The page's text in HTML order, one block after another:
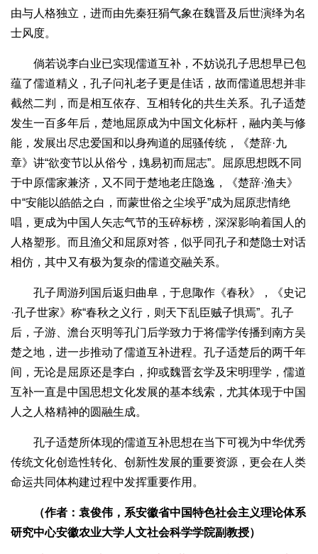
由与人格独立，进而由先秦狂狷气象在魏晋及后世演绎为名
士风度。
倘若说李白业已实现儒道互补，不妨说孔子思想早已包
蕴了儒道精义，孔子问礼老子更是佳话，故而儒道思想并非
截然二判，而是相互依存、互相转化的共生关系。孔子适楚
发生一百多年后，楚地屈原成为中国文化标杆，融内美与修
能，发展出尽忠爱国和以身殉道的屈骚传统，《楚辞·九
章》讲“欲变节以从俗兮，媿易初而屈志”。屈原思想既不同
于中原儒家兼济，又不同于楚地老庄隐逸，《楚辞·渔夫》
中“安能以皓皓之白，而蒙世俗之尘埃乎”成为屈原悲情绝
唱，更成为中国人矢志气节的玉碎标榜，深深影响着国人的
人格塑形。而且渔父和屈原对答，似乎同孔子和楚隐士对话
相仿，其中又有极为复杂的儒道交融关系。
孔子周游列国后返归曲阜，于息陬作《春秋》，《史记
·孔子世家》称“春秋之义行，则天下乱臣贼子惧焉”。孔子
后，子游、澹台灭明等孔门后学致力于将儒学传播到南方吴
楚之地，进一步推动了儒道互补进程。孔子适楚后的两千年
间，无论是屈原还是李白，抑或魏晋玄学及宋明理学，儒道
互补一直是中国思想文化发展的基本线索，尤其体现于中国
人之人格精神的圆融生成。
孔子适楚所体现的儒道互补思想在当下可视为中华优秀
传统文化创造性转化、创新性发展的重要资源，更会在人类
命运共同体构建过程中发挥重要作用。
（作者：袁俊伟，系安徽省中国特色社会主义理论体系
研究中心安徽农业大学人文社会科学学院副教授）